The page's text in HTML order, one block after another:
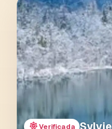
Verificada